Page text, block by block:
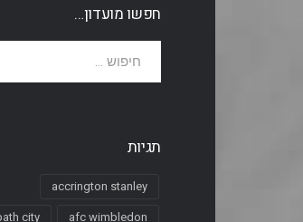
חפשו מועדון…
תגיות
accrington stanley
afc wimbledon
city